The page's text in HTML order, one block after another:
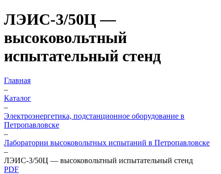
ЛЭИС-3/50Ц —
высоковольтный
испытательный стенд
Главная
–
Каталог
–
Электроэнергетика, подстанционное оборудование в
Петропавловске
–
Лаборатории высоковольтных испытаний в Петропавловске
–
ЛЭИС-3/50Ц — высоковольтный испытательный стенд
PDF